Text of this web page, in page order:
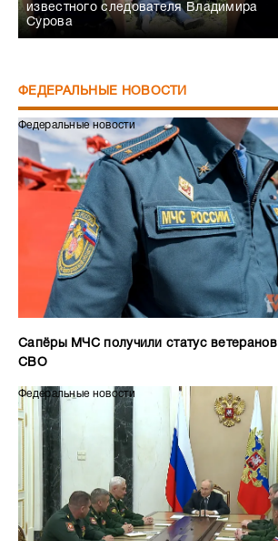
известного следователя Владимира
Сурова
ФЕДЕРАЛЬНЫЕ НОВОСТИ
Федеральные новости
Сапёры МЧС получили статус ветеранов
СВО
Федеральные новости